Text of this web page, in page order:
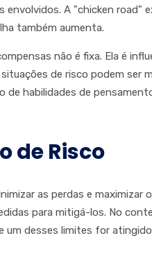
A "chicken
também aumenta.
não é fixa. Ela é
de risco podem
de habilidades de
de Risco
as perdas e
para mitigá-los. No
um desses limites for